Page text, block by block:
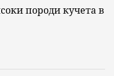
породи кучета в